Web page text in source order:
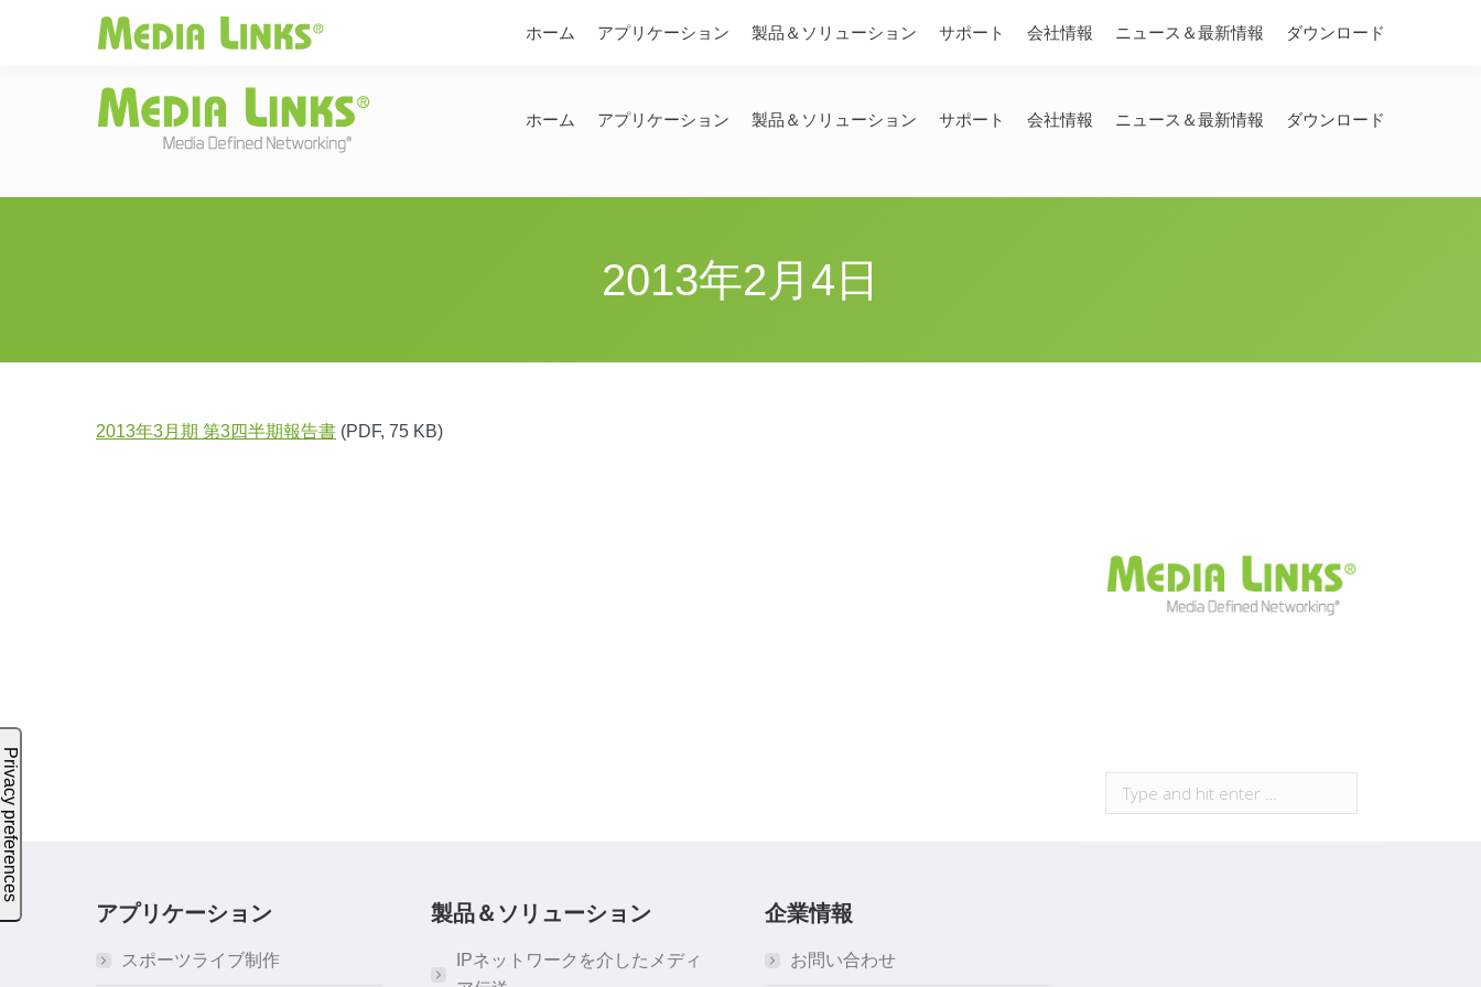
Media LinksJAPAN | Change
ホーム アプリケーション 製品＆ソリューション サポート 会社情報 ニュース＆最新情報 ダウンロード
2013年2月4日
2013年3月期 第3四半期報告書 (PDF, 75 KB)
Search:
アプリケーション
スポーツライブ制作
製品＆ソリューション
IPネットワークを介したメディ
企業情報
お問い合わせ
ホーム アプリケーション 製品＆ソリューション サポート 会社情報 ニュース＆最新情報 ダウンロード